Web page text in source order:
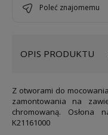
poleć znajomemu
OPIS PRODUKTU
Z otworami do
zamontowania na
chromowaną. Osłona
K21161000